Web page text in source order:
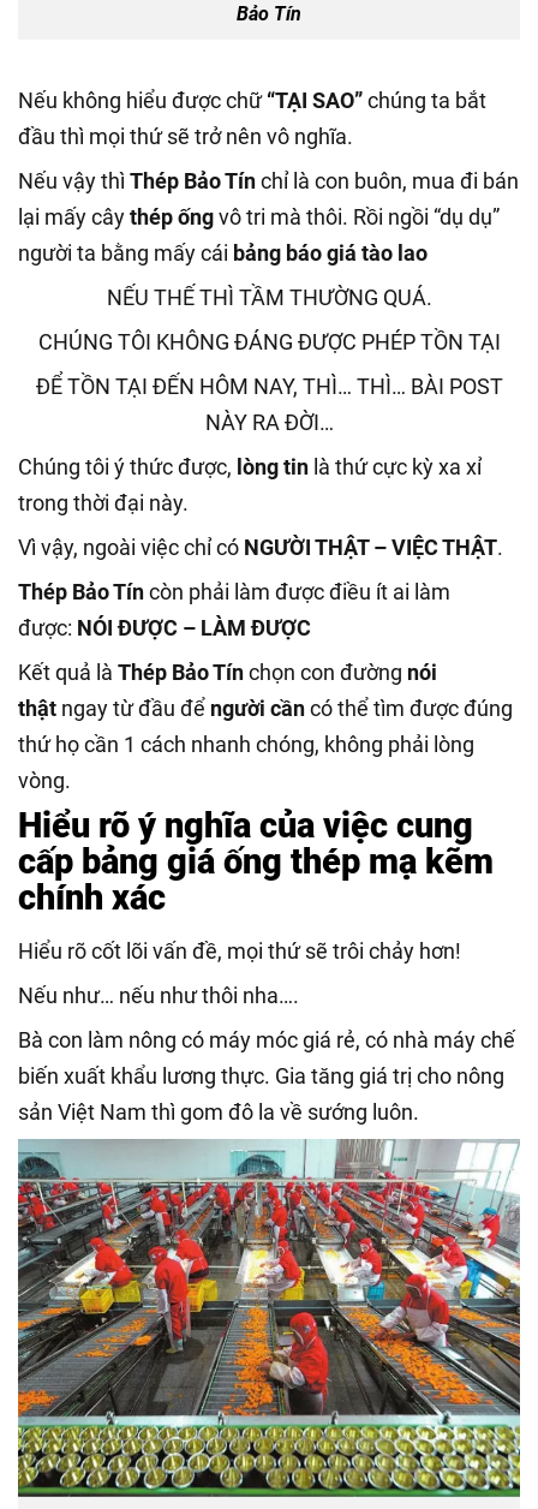
Bảo Tín
Nếu không hiểu được chữ“TẠI SAO”chúng ta bắt
đầu thì mọi thứ sẽ trở nên vô nghĩa.
Nếu vậy thì Thép Bảo Tínchỉ là con buôn, mua đi bán
lại mấy câythép ốngvô tri mà thôi. Rồi ngồi “dụ dụ”
người ta bằng mấy cái bảng báo giá tào lao
NẾU THẾ THÌ TẦM THƯỜNG QUÁ.
CHÚNG TÔI KHÔNG ĐÁNG ĐƯỢC PHÉP TỒN TẠI
ĐỂ TỒN TẠI ĐẾN HÔM NAY, THÌ… THÌ… BÀI POST
NÀY RA ĐỜI…
Chúng tôi ý thức được, lòng tin là thứ cực kỳ xa xỉ
trong thời đại này.
Vì vậy, ngoài việc chỉ có NGƯỜI THẬT – VIỆC THẬT.
Thép Bảo Tíncòn phải làm được điều ít ai làm
được: NÓI ĐƯỢC – LÀM ĐƯỢC
Kết quả là Thép Bảo Tínchọn con đường nói
thật ngay từ đầu để người cầncó thể tìm được đúng
thứ họ cần 1 cách nhanh chóng, không phải lòng
vòng.
Hiểu rõ ý nghĩa của việc cung
cấp bảng giá ống thép mạ kẽm
chính xác
Hiểu rõ cốt lõi vấn đề, mọi thứ sẽ trôi chảy hơn!
Nếu như… nếu như thôi nha….
Bà con làm nông có máy móc giá rẻ, có nhà máy chế
biến xuất khẩu lương thực. Gia tăng giá trị cho nông
sản Việt Nam thì gom đô la về sướng luôn.